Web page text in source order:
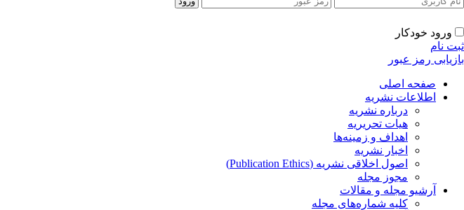
ورود خودکار
ثبت نام
بازیابی رمز عبور
صفحه اصلی
اطلاعات نشریه
درباره نشریه
هیات تحریریه
اهداف و زمینه‌ها
اخبار نشریه
اصول اخلاقی نشریه (Publication Ethics)
مجوز مجله
آرشیو مجله و مقالات
کلیه شماره‌های مجله